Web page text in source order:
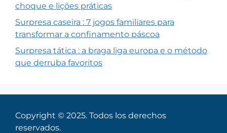
choque e lições práticas
Surpresa caseira : 7 jogos familiares para
transformar a confinamento páscoa
Surpresa tática : a braga liga europa e o método
que derruba favoritos
Copyright © 2025. Todos los derechos
reservados.